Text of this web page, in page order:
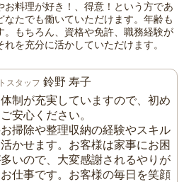
お料理が好き！、得意！という方であ
なたでも働いていただけます。年齢も
。もちろん、資格や免許、職務経験が
れを充分に活かしていただけます。
スタッフ 鈴野 寿子
制が充実していますので、初め
安心ください。
掃除や整理収納の経験やスキル
かせます。お客様は家事にお困
いので、大変感謝されるやりが
仕事です。お客様の毎日を笑顔